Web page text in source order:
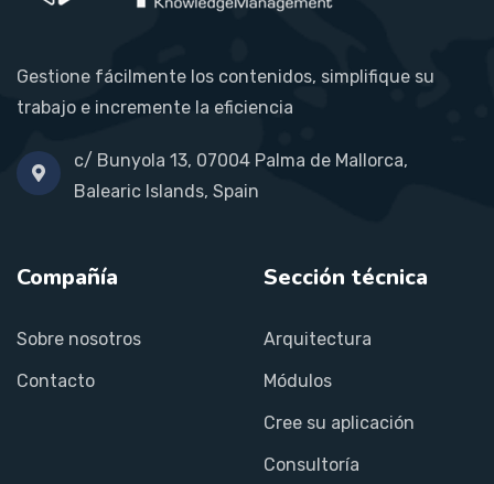
Gestione fácilmente los contenidos, simplifique su
trabajo e incremente la eficiencia
c/ Bunyola 13, 07004 Palma de Mallorca,
Balearic Islands, Spain
Compañía
Sobre nosotros
Contacto
Sección técnica
Arquitectura
Módulos
Cree su aplicación
Consultoría